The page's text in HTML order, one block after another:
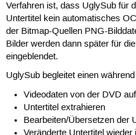
Verfahren ist, dass UglySub für
Untertitel kein automatisches
der Bitmap-Quellen PNG-
Bilder werden dann später für
eingeblendet.
UglySub begleitet einen
Videodaten von der DVD
Untertitel extrahieren
Bearbeiten/Übersetzen der